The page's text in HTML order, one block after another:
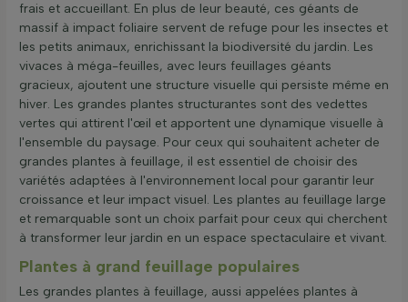
frais et accueillant. En plus de leur beauté, ces géants de
massif à impact foliaire servent de refuge pour les insectes et
les petits animaux, enrichissant la biodiversité du jardin. Les
vivaces à méga-feuilles, avec leurs feuillages géants
gracieux, ajoutent une structure visuelle qui persiste même en
hiver. Les grandes plantes structurantes sont des vedettes
vertes qui attirent l'œil et apportent une dynamique visuelle à
l'ensemble du paysage. Pour ceux qui souhaitent acheter de
grandes plantes à feuillage, il est essentiel de choisir des
variétés adaptées à l'environnement local pour garantir leur
croissance et leur impact visuel. Les plantes au feuillage large
et remarquable sont un choix parfait pour ceux qui cherchent
à transformer leur jardin en un espace spectaculaire et vivant.
Plantes à grand feuillage populaires
Les grandes plantes à feuillage, aussi appelées plantes à